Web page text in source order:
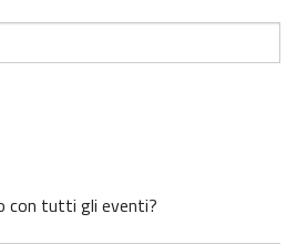
con tutti gli eventi?